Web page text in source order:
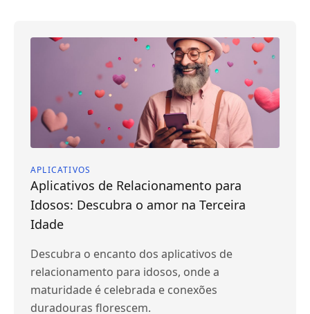
APLICATIVOS
Aplicativos de Relacionamento para
Idosos: Descubra o amor na Terceira
Idade
Descubra o encanto dos aplicativos de
relacionamento para idosos, onde a
maturidade é celebrada e conexões
duradouras florescem.